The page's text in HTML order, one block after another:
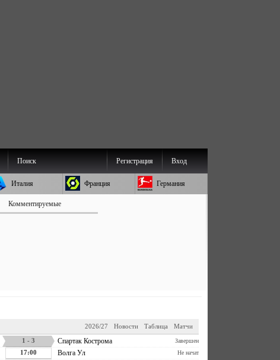
Поиск Вход
Регистрация
Италия Франция Германия
Комментируемые
Матчи
Таблица
Новости
2026/27
1 - 3 Спартак Кострома Завершен
17:00 Волга Ул Не начат